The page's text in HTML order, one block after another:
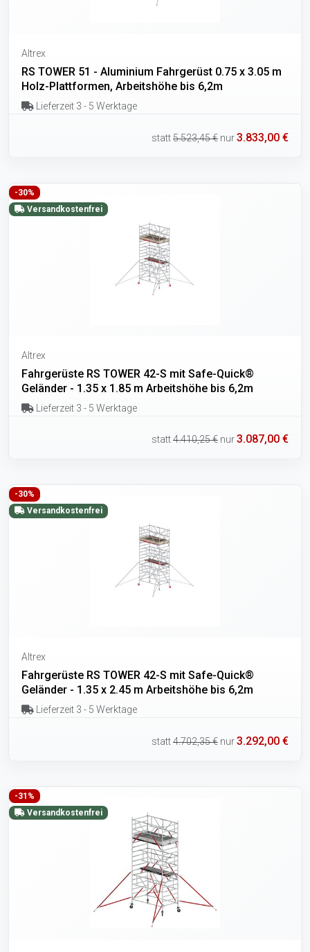
Altrex
RS TOWER 51 - Aluminium Fahrgerüst 0.75 x 3.05 m
Holz-Plattformen, Arbeitshöhe bis 6,2m
Lieferzeit 3 - 5 Werktage
statt5.523,45 € nur3.833,00 €
-30%
Versandkostenfrei
Altrex
Fahrgerüste RS TOWER 42-S mit Safe-Quick®
Geländer - 1.35 x 1.85 m Arbeitshöhe bis 6,2m
Lieferzeit 3 - 5 Werktage
statt4.410,25 € nur3.087,00 €
-30%
Versandkostenfrei
Altrex
Fahrgerüste RS TOWER 42-S mit Safe-Quick®
Geländer - 1.35 x 2.45 m Arbeitshöhe bis 6,2m
Lieferzeit 3 - 5 Werktage
statt4.702,35 € nur3.292,00 €
-31%
Versandkostenfrei